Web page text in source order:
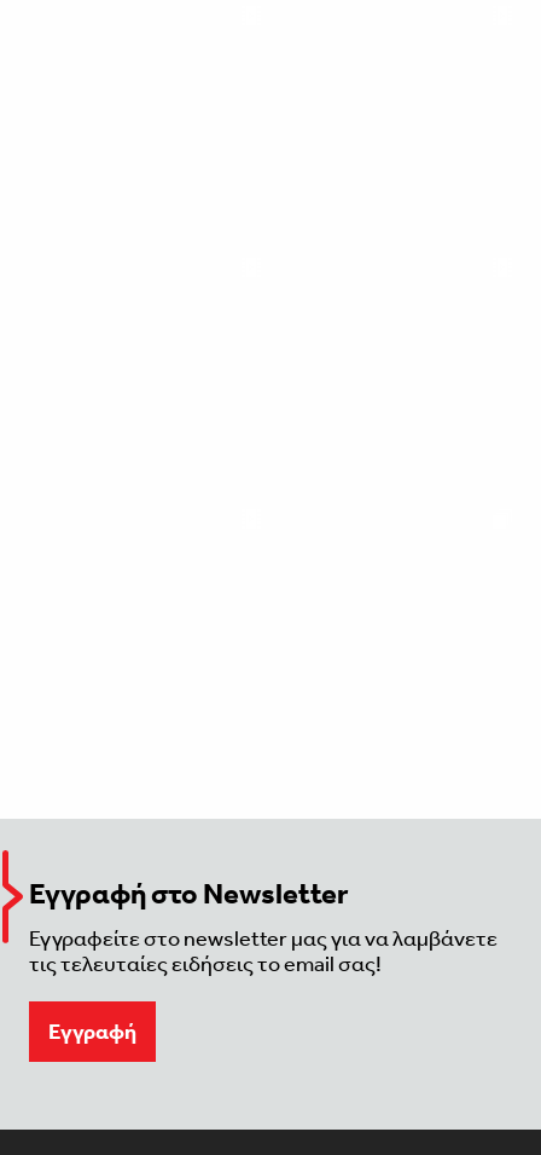
Εγγραφή στο Newsletter
Εγγραφείτε στο newsletter μας για να λαμβάνετε
τις τελευταίες ειδήσεις το email σας!
Eγγραφή